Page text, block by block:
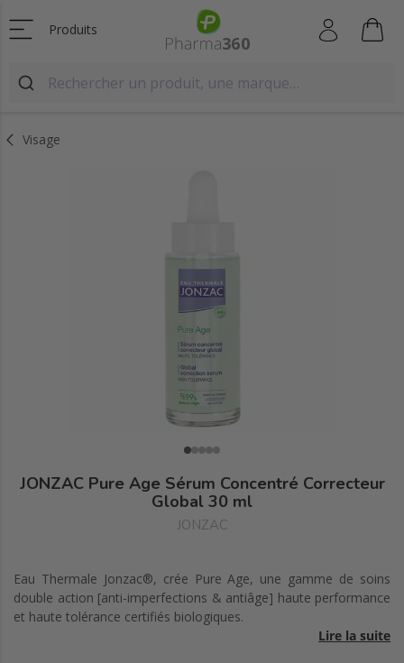
Produits
Visage
JONZAC Pure Age Sérum Concentré Correcteur
Global 30 ml
JONZAC
Eau Thermale Jonzac®, crée Pure Age, une gamme de soins
double action [anti-imperfections & antiâge] haute performance
et haute tolérance certifiés biologiques.
Lire la suite